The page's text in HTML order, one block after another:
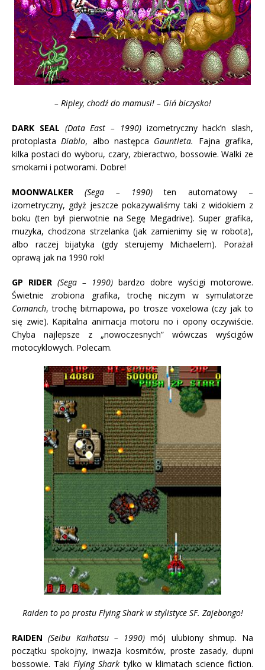
– Ripley, chodź do mamusi! – Giń biczysko!
DARK SEAL (Data East – 1990) izometryczny hack’n slash,
protoplasta Diablo, albo następca Gauntleta.
Fajna grafika,
kilka postaci do wyboru, czary, zbieractwo, bossowie. Walki ze
smokami i potworami. Dobre!
MOONWALKER (Sega – 1990)ten automatowy –
izometryczny, gdyż jeszcze pokazywaliśmy taki z widokiem z
boku (ten był pierwotnie na Segę Megadrive). Super grafika,
muzyka, chodzona strzelanka (jak zamienimy się w robota),
albo raczej bijatyka (gdy sterujemy Michaelem). Porażał
oprawą jak na 1990 rok!
GP RIDER (Sega – 1990) bardzo dobre wyścigi motorowe.
Świetnie zrobiona grafika, trochę niczym w symulatorze
Comanch, trochę bitmapowa, po trosze voxelowa (czy jak to
się zwie). Kapitalna animacja motoru no i opony oczywiście.
Chyba najlepsze z „nowoczesnych” wówczas wyścigów
motocyklowych. Polecam.
Raiden to po prostu Flying Shark w stylistyce SF. Zajebongo!
RAIDEN (Seibu Kaihatsu – 1990)mój ulubiony shmup. Na
początku spokojny, inwazja kosmitów, proste zasady, dupni
bossowie. Taki Flying Shark tylko w klimatach science fiction.